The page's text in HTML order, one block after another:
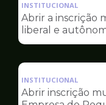
INSTITUCIONAL
Abrir a inscrição
liberal e
INSTITUCIONAL
Abrir inscrição